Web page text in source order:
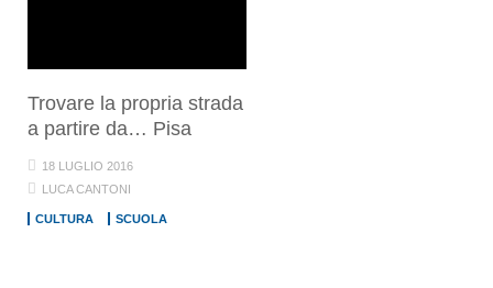
Trovare la propria strada
a partire da… Pisa
18 LUGLIO 2016
LUCA CANTONI
CULTURA SCUOLA